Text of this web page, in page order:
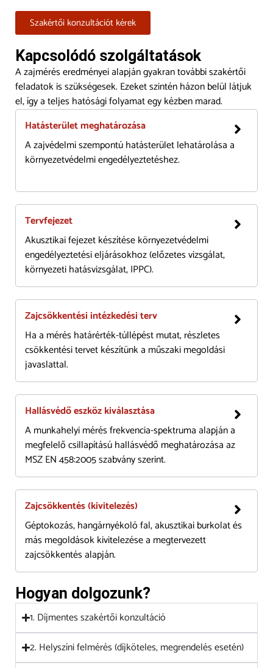
Szakértői konzultációt kérek
Kapcsolódó szolgáltatások
A zajmérés eredményei alapján gyakran további szakértői
feladatok is szükségesek. Ezeket szintén házon belül látjuk
el, így a teljes hatósági folyamat egy kézben marad.
Hatásterület meghatározása
A zajvédelmi szempontú hatásterület lehatárolása a
környezetvédelmi engedélyeztetéshez.
Tervfejezet
Akusztikai fejezet készítése környezetvédelmi
engedélyeztetési eljárásokhoz (előzetes vizsgálat,
környezeti hatásvizsgálat, IPPC).
Zajcsökkentési intézkedési terv
Ha a mérés határérték-túllépést mutat, részletes
csökkentési tervet készítünk a műszaki megoldási
javaslattal.
Hallásvédő eszköz kiválasztása
A munkahelyi mérés frekvencia-spektruma alapján a
megfelelő csillapítású hallásvédő meghatározása az
MSZ EN 458:2005 szabvány szerint.
Zajcsökkentés (kivitelezés)
Géptokozás, hangárnyékoló fal, akusztikai burkolat és
más megoldások kivitelezése a megtervezett
zajcsökkentés alapján.
Hogyan dolgozunk?
1. Díjmentes szakértői konzultáció
2. Helyszíni felmérés (díjköteles, megrendelés esetén)